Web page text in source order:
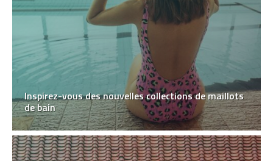
Inspirez-vous des nouvelles collections de maillots
de bain